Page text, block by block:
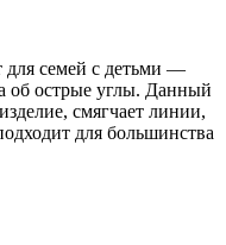
для семей с детьми —
об острые углы. Данный
смягчает линии,
для большинства